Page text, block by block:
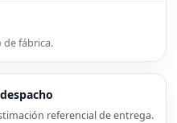
fábrica.
referencial de entrega.